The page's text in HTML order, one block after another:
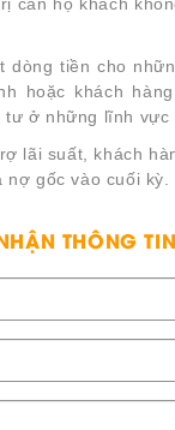
dòng tiền cho
hoặc khách
ở những lĩnh vực
lãi suất, khách
gốc vào cuối kỳ.
THÔNG